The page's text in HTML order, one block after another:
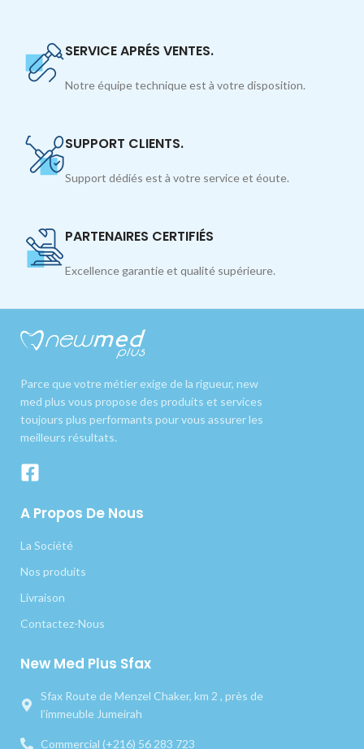
SERVICE APRÉS VENTES.
Notre équipe technique est à votre disposition.
SUPPORT CLIENTS.
Support dédiés est à votre service et éoute.
PARTENAIRES CERTIFIÉS
Excellence garantie et qualité supérieure.
Parce que votre métier exige de la rigueur, new
med plus vous propose des produits et services
toujours plus performants pour vous assurer les
meilleurs résultats.
A Propos De Nous
La Société
Nos produits
Livraison
Contactez-Nous
New Med Plus Sfax
Sfax Route de Menzel Chaker, km 2 , près de
l’immeuble Jumeirah
Commercial (+216) 56 283 723